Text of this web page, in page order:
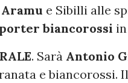
Aramu e Sibilli alle
biancorossi
. Sarà Antonio
e biancorossi.